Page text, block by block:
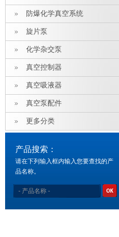
防爆化学真空系统
旋片泵
化学杂交泵
真空控制器
真空吸液器
真空泵配件
更多分类
产品搜索：
请在下列输入框内输入您要查找的产
品名称。